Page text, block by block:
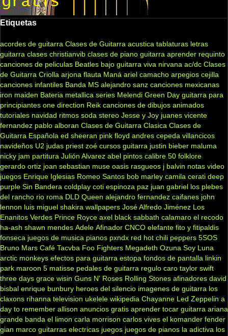
Etiquetas
acordes de guitarra Clases de Guitarra acustica tablaturas letras
guitarra clases christianvib clases de piano guitarra aprender requinto
canciones de peliculas Beatles bajo guitarra viva nirvana ac/dc Clases
de Guitarra Criolla arjona flauta Maná ariel camacho arpegios cejilla
canciones infantiles Banda MS alejandro sanz canciones mexicanas
iron maiden Bateria metallica series Melendi Green Day guitarra para
principiantes one direction Reik canciones de dibujos animados
tutoriales navidad ritmos soda stereo Jesse y Joy juanes vicente
fernandez pablo alboran Clases de Guitarra Clasica Clases de
Guitarra Española ed sheeran pink floyd andres cepeda villancicos
navideños U2 judas priest zoé cursos guitarra justin bieber maluma
nicky jam partitura Julión Alvarez abel pintos calibre 50 folklore
gerardo ortiz joan sebastian muse oasis rasgueos j balvin notas video
juegos Enrique Iglesias Romeo Santos bob marley camila cerati deep
purple Sin Bandera coldplay coti espinoza paz juan gabriel los plebes
del rancho rio roma DLD Queen alejandro fernandez caifanes john
lennon luis miguel shakira wallpapers José Alfredo Jiménez Los
Enanitos Verdes Prince Royce axel black sabbath calamaro el recodo
ha-ash shawn mendes Adele Afinador CNCO elefante fito y fitipaldis
fonseca juegos de musica pianos pxndx red hot chili peppers 5SOS
Bruno Mars Café Tacvba Foo Fighters Megadeth Ozuna Soy Luna
arctic monkeys efectos para guitarra estopa fondos de pantalla linkin
park maroon 5 matisse pedales de guitarra regulo caro taylor swift
three days grace wisin Guns N' Roses Rolling Stones afinadores david
bisbal enrique bunbury heroes del silencio imagenes de guitarra los
claxons rihanna television ukelele wikipedia Chayanne Led Zeppelin a
day to remember allison anuncios gratis aprender tocar guitarra ariana
grande banda el limon carla morrison carlos vives el komander fender
gian marco guitarras electricas juegos juegos de pianos la adictiva los